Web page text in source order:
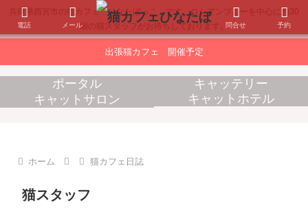
兵庫県西宮市の猫カフェ「ひなたぼっこ」です。ロシアンブルーを中心に約30
頭の猫スタッフがお待ちしております。
出張猫カフェ 開催予定
ポータル
キャッテリー
キャットサロン
キャットホテル
ホーム 猫カフェ日誌
猫スタッフ
電話 メール 問合せ 予約